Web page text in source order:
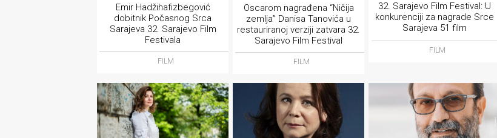
Emir Hadžihafizbegović
dobitnik Počasnog Srca
Sarajeva 32. Sarajevo Film
Festivala
FILM
Oscarom nagrađena “Ničija
zemlja” Danisa Tanovića u
restauriranoj verziji zatvara 32.
Sarajevo Film Festival
FILM
32. Sarajevo Film Festival: U
konkurenciji za nagrade Srce
Sarajeva 51 film
FILM